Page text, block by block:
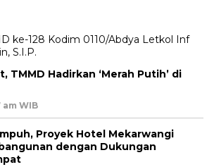
TMMD Hadirkan ‘Merah Putih’ di
am WIB
Proyek Hotel Mekarwangi
dengan Dukungan